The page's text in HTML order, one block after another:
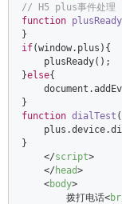
// H5 plus事件处理
function plusReady
if(window.plus){
    plusReady();
}else{
document
function dialTest (
}
</script>
</head>
<body>
        拨打电话
<br